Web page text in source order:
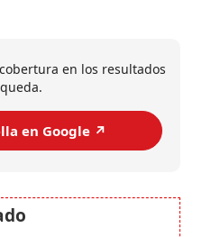
en los resultados
en Google ↗️